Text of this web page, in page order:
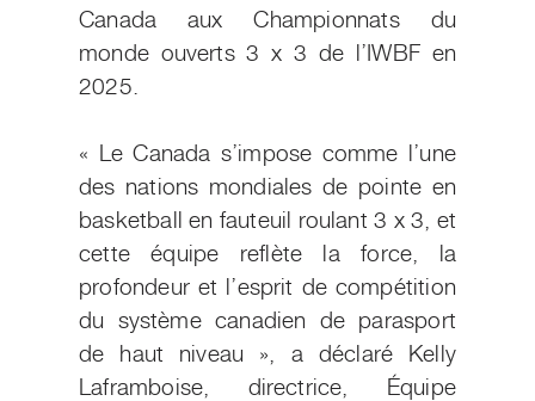
Canada aux Championnats du
monde ouverts 3 x 3 de l’IWBF en
2025.
« Le Canada s’impose comme l’une
des nations mondiales de pointe en
basketball en fauteuil roulant 3 x 3, et
cette équipe reflète la force, la
profondeur et l’esprit de compétition
du système canadien de parasport
de haut niveau », a déclaré Kelly
Laframboise, directrice, Équipe